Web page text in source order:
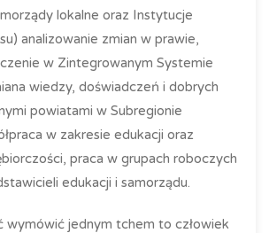
lokalne oraz Instytucje
analizowanie zmian w prawie,
w Zintegrowanym Systemie
wiedzy, doświadczeń i dobrych
powiatami w Subregionie
w zakresie edukacji oraz
praca w grupach roboczych
edukacji i samorządu.
wymówić jednym tchem to człowiek